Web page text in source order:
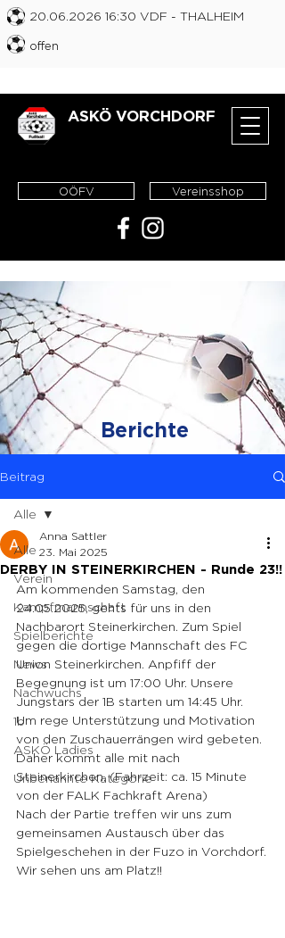
ASKÖ VORCHDORF
OÖFV Vereinsshop
20.06.2026 16:30 VDF - THALHEIM
offen
Berichte
Beitrag
Alle
Verein
Kampfmannschaft
Spielberichte
News
Nachwuchs
1b
ASKÖ Ladies
Unbenannte Kategorie
Alle
DERBY IN STEINERKIRCHEN - Runde 23!!
Anna Sattler
23. Mai 2025
Am kommenden Samstag, den
24.05.2025, gehts für uns in den
Nachbarort Steinerkirchen. Zum Spiel
gegen die dortige Mannschaft des FC
Union Steinerkirchen. Anpfiff der
Begegnung ist um 17:00 Uhr. Unsere
Jungstars der 1B starten um 14:45 Uhr.
Um rege Unterstützung und Motivation
von den Zuschauerrängen wird gebeten.
Daher kommt alle mit nach
Steinerkirchen. (Fahrzeit: ca. 15 Minute
von der FALK Fachkraft Arena)
Nach der Partie treffen wir uns zum
gemeinsamen Austausch über das
Spielgeschehen in der Fuzo in Vorchdorf.
Wir sehen uns am Platz!!